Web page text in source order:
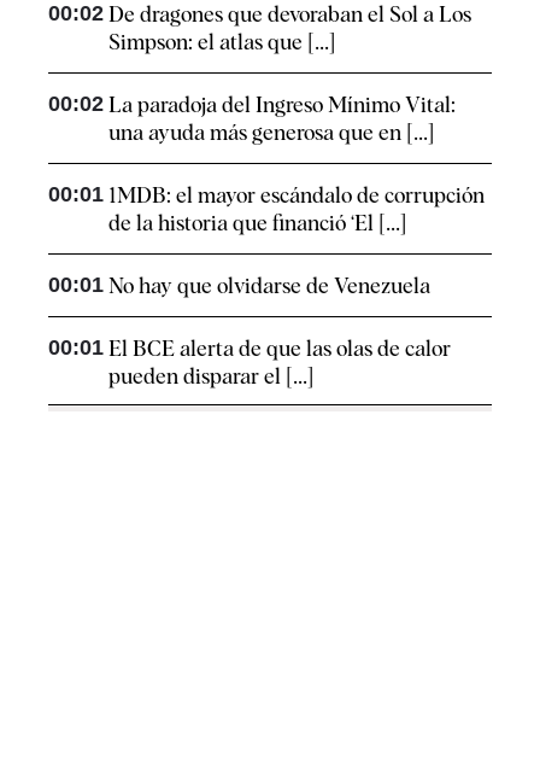
00:02 De dragones que devoraban el Sol a Los
Simpson: el atlas que [...]
00:02 La paradoja del Ingreso Mínimo Vital:
una ayuda más generosa que en [...]
00:01 1MDB: el mayor escándalo de corrupción
de la historia que financió ‘El [...]
00:01 No hay que olvidarse de Venezuela
00:01 El BCE alerta de que las olas de calor
pueden disparar el [...]